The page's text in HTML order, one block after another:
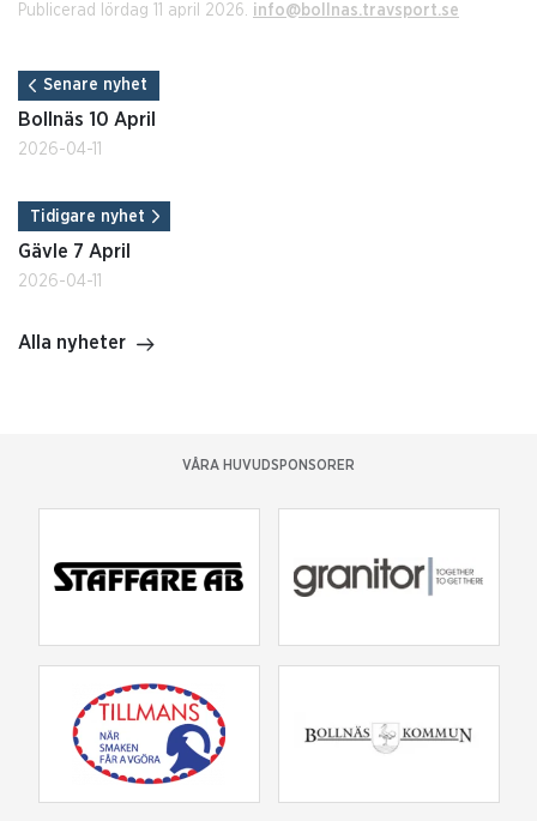
Publicerad lördag 11 april 2026. info@bollnas.travsport.se
Senare nyhet
Bollnäs 10 April
2026-04-11
Tidigare nyhet
Gävle 7 April
2026-04-11
Alla nyheter
VÅRA HUVUDSPONSORER